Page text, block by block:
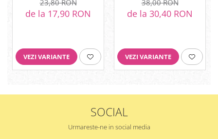
23,80 RON
de la 17,90 RON
VEZI VARIANTE
38,00 RON
de la 30,40 RON
VEZI VARIANTE
SOCIAL
Urmareste-ne in social media